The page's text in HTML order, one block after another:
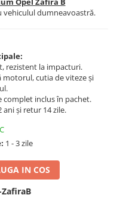
vehiculul dumneavoastră.
rezistent la impacturi.
motorul, cutia de viteze și
complet inclus în pachet.
ani și retur 14 zile.
1 - 3 zile
IN COS